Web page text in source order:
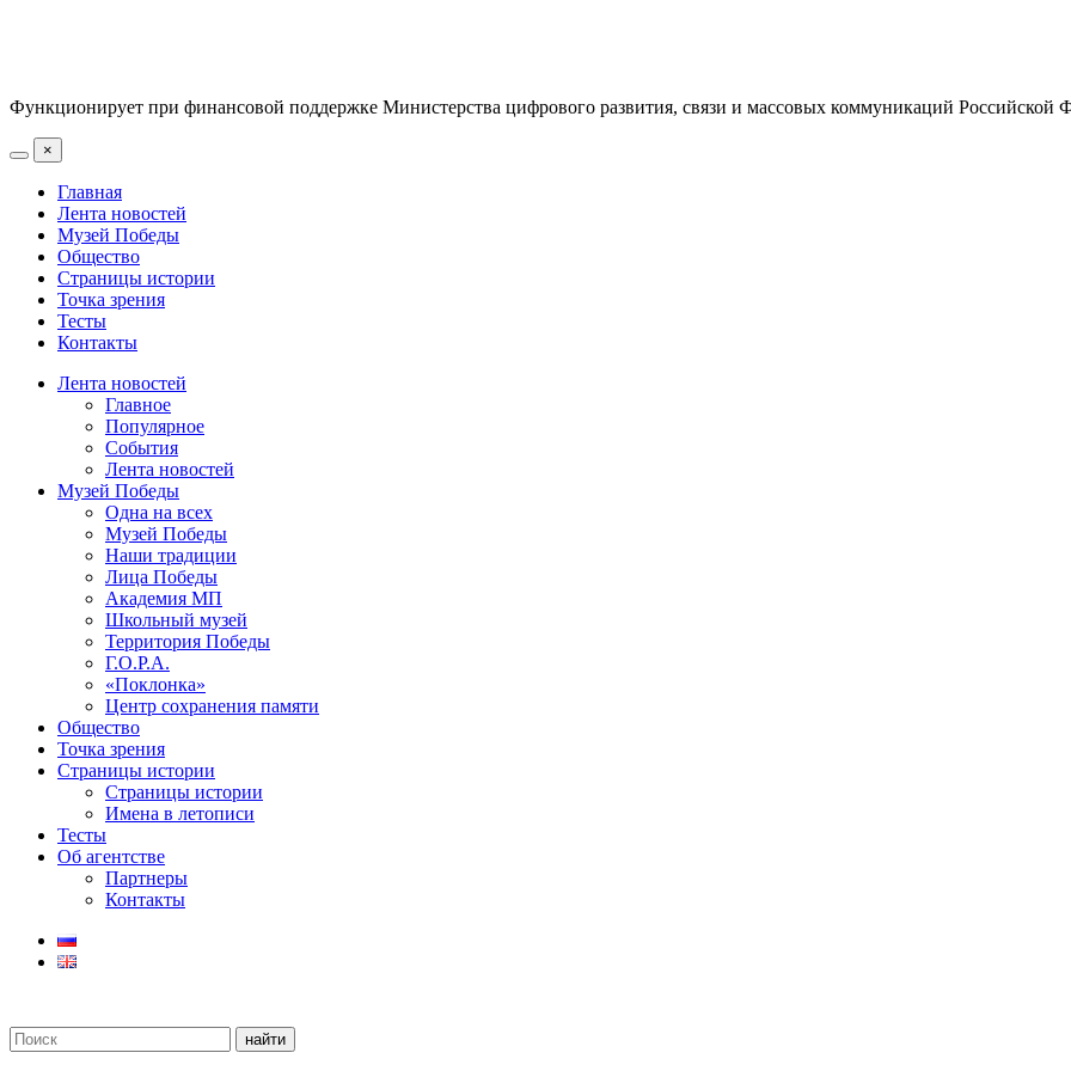
Функционирует при финансовой поддержке Министерства цифрового развития, связи и массовых коммуникаций Российской
×
Главная
Лента новостей
Музей Победы
Общество
Страницы истории
Точка зрения
Тесты
Контакты
Лента новостей
Главное
Популярное
События
Лента новостей
Музей Победы
Одна на всех
Музей Победы
Наши традиции
Лица Победы
Академия МП
Школьный музей
Территория Победы
Г.О.Р.А.
«Поклонка»
Центр сохранения памяти
Общество
Точка зрения
Страницы истории
Страницы истории
Имена в летописи
Тесты
Об агентстве
Партнеры
Контакты